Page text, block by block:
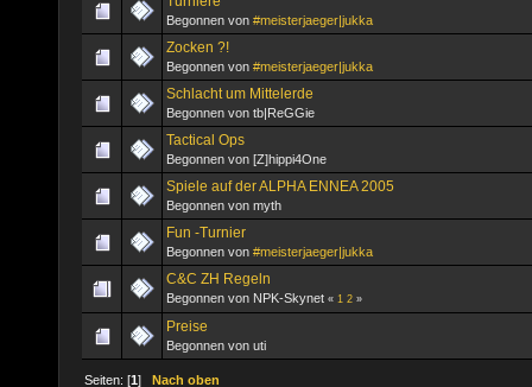
Begonnen von #meisterjaeger|jukka
Zocken ?!
Begonnen von #meisterjaeger|jukka
Schlacht um Mittelerde
Begonnen von tb|ReGGie
Tactical Ops
Begonnen von [Z]hippi4One
Spiele auf der ALPHA ENNEA 2005
Begonnen von myth
Fun -Turnier
Begonnen von #meisterjaeger|jukka
C&C ZH Regeln
Begonnen von NPK-Skynet « 1 2 »
Preise
Begonnen von uti
Seiten: [1]Nach oben